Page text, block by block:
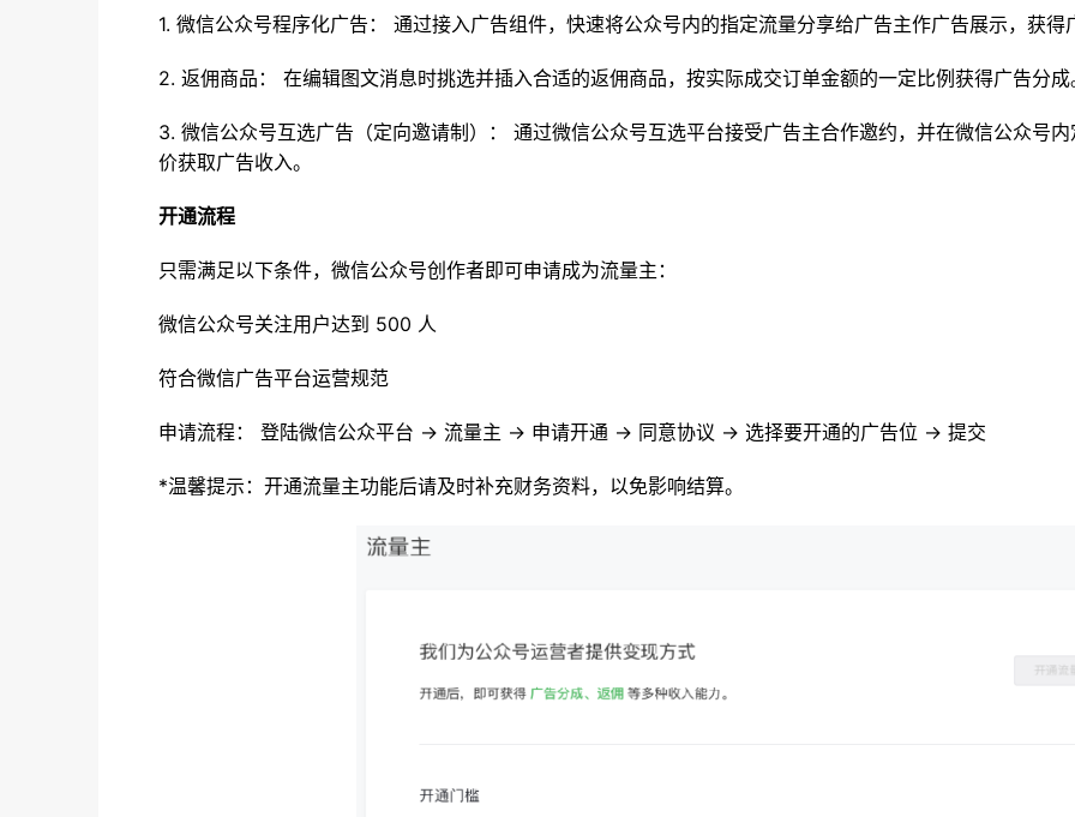
1. 微信公众号程序化广告： 通过接入广告组件，快速将公众号内的指定流量分享给广告主作广告展示，获得
2. 返佣商品： 在编辑图文消息时挑选并插入合适的返佣商品，按实际成交订单金额的一定比例获得广告分成
3. 微信公众号互选广告（定向邀请制）： 通过微信公众号互选平台接受广告主合作邀约，并在微信公众号
价获取广告收入。
开通流程
只需满足以下条件，微信公众号创作者即可申请成为流量主：
微信公众号关注用户达到 500 人
符合微信广告平台运营规范
申请流程： 登陆微信公众平台 → 流量主 → 申请开通 → 同意协议 → 选择要开通的广告位 → 提交
*温馨提示：开通流量主功能后请及时补充财务资料，以免影响结算。